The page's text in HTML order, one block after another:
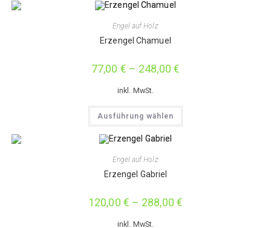
Engel auf Holz
Erzengel Chamuel
77,00 € – 248,00 €
inkl. MwSt.
Ausführung wählen
weist
Engel auf Holz
Erzengel Gabriel
120,00 € – 288,00 €
inkl. MwSt.